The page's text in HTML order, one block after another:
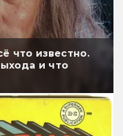
что известно.
и что